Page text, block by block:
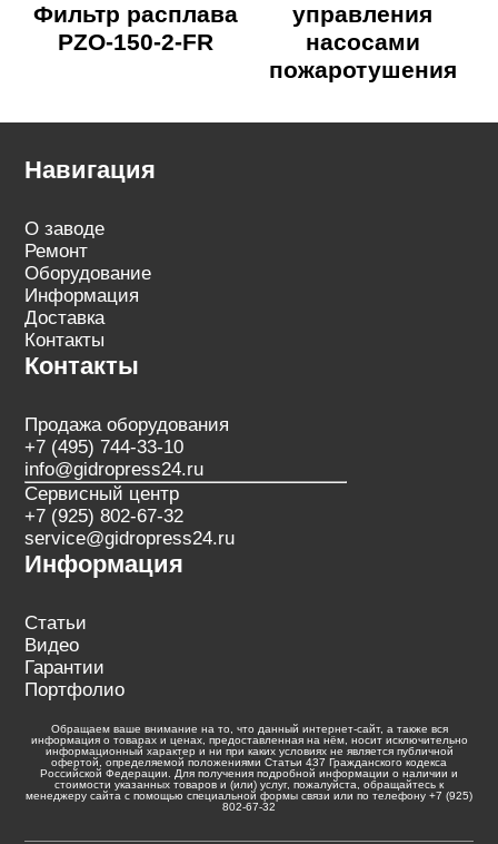
Фильтр расплава
PZO-150-2-FR
управления
насосами
пожаротушения
Навигация
О заводе
Ремонт
Оборудование
Информация
Доставка
Контакты
Контакты
Продажа оборудования
+7 (495) 744-33-10
info@gidropress24.ru
Сервисный центр
+7 (925) 802-67-32
service@gidropress24.ru
Информация
Статьи
Видео
Гарантии
Портфолио
Обращаем ваше внимание на то, что данный интернет-сайт, а также вся
информация о товарах и ценах, предоставленная на нём, носит исключительно
информационный характер и ни при каких условиях не является публичной
офертой, определяемой положениями Статьи 437 Гражданского кодекса
Российской Федерации. Для получения подробной информации о наличии и
стоимости указанных товаров и (или) услуг, пожалуйста, обращайтесь к
менеджеру сайта с помощью специальной формы связи или по телефону +7 (925)
802-67-32